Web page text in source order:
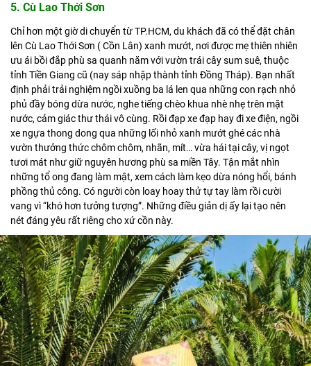
5. Cù Lao Thới Sơn
Chỉ hơn một giờ di chuyển từ TP.HCM, du khách đã có thể đặt chân
lên Cù Lao Thới Sơn ( Cồn Lân) xanh mướt, nơi được mẹ thiên nhiên
ưu ái bồi đắp phù sa quanh năm với vườn trái cây sum suê, thuộc
tỉnh Tiền Giang cũ (nay sáp nhập thành tỉnh Đồng Tháp). Bạn nhất
định phải trải nghiệm ngồi xuồng ba lá len qua những con rạch nhỏ
phủ đầy bóng dừa nước, nghe tiếng chèo khua nhè nhẹ trên mặt
nước, cảm giác thư thái vô cùng. Rồi đạp xe đạp hay đi xe điện, ngồi
xe ngựa thong dong qua những lối nhỏ xanh mướt ghé các nhà
vườn thưởng thức chôm chôm, nhãn, mít… vừa hái tại cây, vị ngọt
tươi mát như giữ nguyên hương phù sa miền Tây. Tận mắt nhìn
những tổ ong đang làm mật, xem cách làm kẹo dừa nóng hổi, bánh
phồng thủ công. Có người còn loay hoay thử tự tay làm rồi cười
vang vì “khó hơn tưởng tượng”. Những điều giản dị ấy lại tạo nên
nét đáng yêu rất riêng cho xứ cồn này.